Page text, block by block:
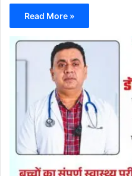
Read More »